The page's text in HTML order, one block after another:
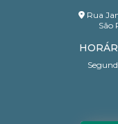
Rua
São